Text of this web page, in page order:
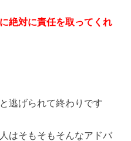
絶対に責任を取ってくれ
逃げられて終わりです
はそもそもそんなアドバ